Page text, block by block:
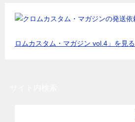
ロムカスタム・マガジン vol.4」を見る